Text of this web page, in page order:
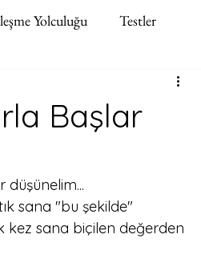
Yolculuğu Testler
Başlar
düşünelim...
sana "bu şekilde"
kez sana biçilen değerden